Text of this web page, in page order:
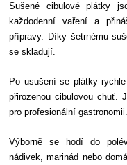
Sušené cibulové plátky
každodenní vaření a
přípravy. Díky šetrnému
se skladují.
Po usušení se plátky
přirozenou cibulovou chuť.
pro profesionální gastronomii.
Výborně se hodí do
nádivek, marinád nebo